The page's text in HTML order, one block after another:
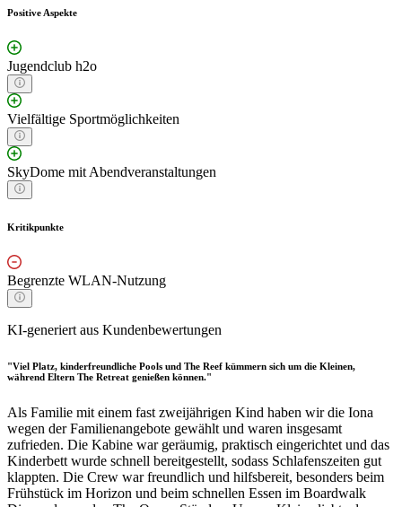
Positive Aspekte
Jugendclub h2o
Vielfältige Sportmöglichkeiten
SkyDome mit Abendveranstaltungen
Kritikpunkte
Begrenzte WLAN-Nutzung
KI-generiert aus Kundenbewertungen
"Viel Platz, kinderfreundliche Pools und The Reef kümmern sich um die Kleinen,
während Eltern The Retreat genießen können."
Als Familie mit einem fast zweijährigen Kind haben wir die Iona
wegen der Familienangebote gewählt und waren insgesamt
zufrieden. Die Kabine war geräumig, praktisch eingerichtet und das
Kinderbett wurde schnell bereitgestellt, sodass Schlafenszeiten gut
klappten. Die Crew war freundlich und hilfsbereit, besonders beim
Frühstück im Horizon und beim schnellen Essen im Boardwalk